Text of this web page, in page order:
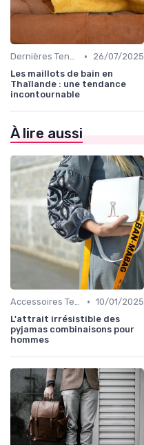
Dernières Tendances de Mode •
26/07/2025
Les maillots de bain en
Thaïlande : une tendance
incontournable
À lire aussi
Accessoires Tendance • 10/01/2025
L'attrait irrésistible des
pyjamas combinaisons pour
hommes